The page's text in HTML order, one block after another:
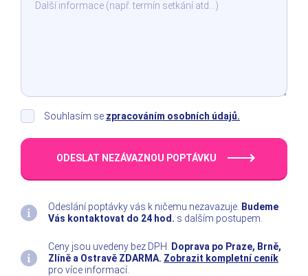
Souhlasím se zpracováním osobních údajů.
ODESLAT NEZÁVAZNOU POPTÁVKU
Odeslání poptávky vás k ničemu nezavazuje. Budeme
Vás kontaktovat do 24 hod. s dalším postupem.
Ceny jsou uvedeny bez DPH.
Doprava po Praze, Brně,
Zlíně a Ostravě ZDARMA. Zobrazit kompletní ceník
pro více informací.